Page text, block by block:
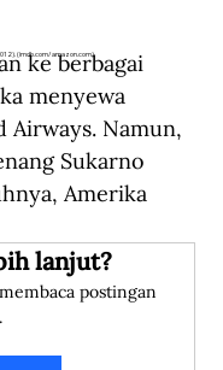
(imdb.com/amazon.com).
ke berbagai
menyewa
Airways. Namun,
Sukarno
Amerika
lanjut?
postingan